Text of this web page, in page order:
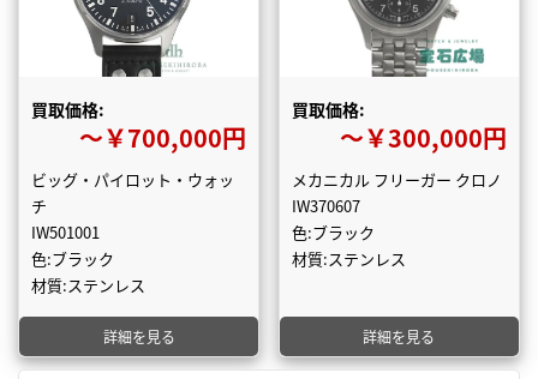
買取価格:
〜￥700,000円
ビッグ・パイロット・ウォッ
チ
IW501001
色:ブラック
材質:ステンレス
詳細を見る
買取価格:
〜￥300,000円
メカニカル フリーガー クロノ
IW370607
色:ブラック
材質:ステンレス
詳細を見る